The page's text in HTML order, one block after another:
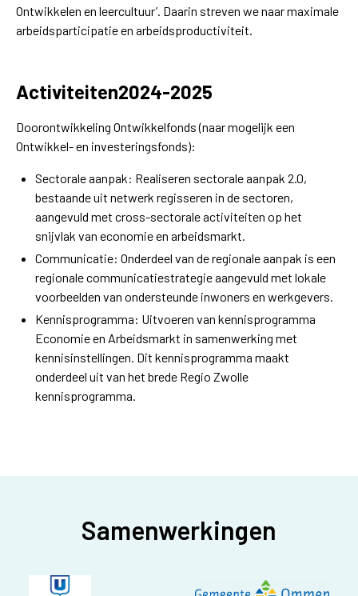
Ontwikkelen en leercultuur’. Daarin streven we naar maximale
arbeidsparticipatie en arbeidsproductiviteit.
Activiteiten2024-2025
Doorontwikkeling Ontwikkelfonds (naar mogelijk een
Ontwikkel- en investeringsfonds):
Sectorale aanpak: Realiseren sectorale aanpak 2.0,
bestaande uit netwerk regisseren in de sectoren,
aangevuld met cross-sectorale activiteiten op het
snijvlak van economie en arbeidsmarkt.
Communicatie: Onderdeel van de regionale aanpak is een
regionale communicatiestrategie aangevuld met lokale
voorbeelden van ondersteunde inwoners en werkgevers.
Kennisprogramma: Uitvoeren van kennisprogramma
Economie en Arbeidsmarkt in samenwerking met
kennisinstellingen. Dit kennisprogramma maakt
onderdeel uit van het brede Regio Zwolle
kennisprogramma.
Samenwerkingen